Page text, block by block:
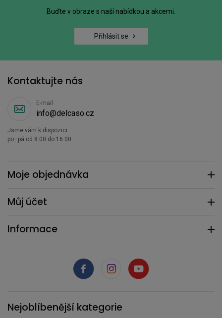
Buďte v obraze s naší nabídkou a akcemi.
Přihlásit se
Moje objednávka
Můj účet
Informace
Kontaktujte nás
E-mail
info@delcaso.cz
Jsme vám k dispozici
po–pá od 8:00 do 16:00
Nejoblíbenější kategorie